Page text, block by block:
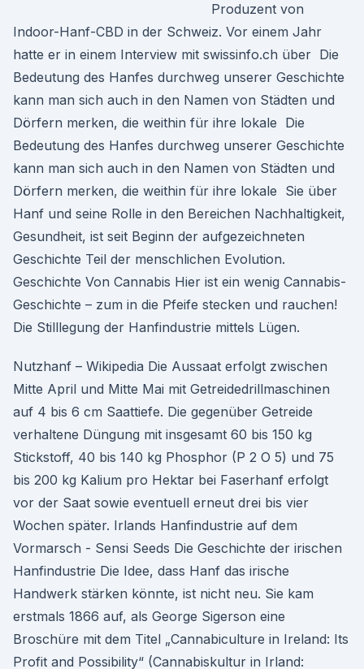
Produzent von
Indoor-Hanf-CBD in der Schweiz. Vor einem Jahr
hatte er in einem Interview mit swissinfo.ch über Die
Bedeutung des Hanfes durchweg unserer Geschichte
kann man sich auch in den Namen von Städten und
Dörfern merken, die weithin für ihre lokale Die
Bedeutung des Hanfes durchweg unserer Geschichte
kann man sich auch in den Namen von Städten und
Dörfern merken, die weithin für ihre lokale Sie über
Hanf und seine Rolle in den Bereichen Nachhaltigkeit,
Gesundheit, ist seit Beginn der aufgezeichneten
Geschichte Teil der menschlichen Evolution.
Geschichte Von Cannabis Hier ist ein wenig Cannabis-
Geschichte – zum in die Pfeife stecken und rauchen!
Die Stilllegung der Hanfindustrie mittels Lügen.
Nutzhanf – Wikipedia Die Aussaat erfolgt zwischen
Mitte April und Mitte Mai mit Getreidedrillmaschinen
auf 4 bis 6 cm Saattiefe. Die gegenüber Getreide
verhaltene Düngung mit insgesamt 60 bis 150 kg
Stickstoff, 40 bis 140 kg Phosphor (P 2 O 5) und 75
bis 200 kg Kalium pro Hektar bei Faserhanf erfolgt
vor der Saat sowie eventuell erneut drei bis vier
Wochen später. Irlands Hanfindustrie auf dem
Vormarsch - Sensi Seeds Die Geschichte der irischen
Hanfindustrie Die Idee, dass Hanf das irische
Handwerk stärken könnte, ist nicht neu. Sie kam
erstmals 1866 auf, als George Sigerson eine
Broschüre mit dem Titel „Cannabiculture in Ireland: Its
Profit and Possibility“ (Cannabiskultur in Irland: